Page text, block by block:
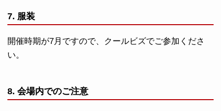
7. 服装
開催時期が7月ですので、クールビズでご参加くださ
い。
8. 会場内でのご注意